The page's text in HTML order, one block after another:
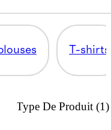
T-shirts
Type De Produit (1)